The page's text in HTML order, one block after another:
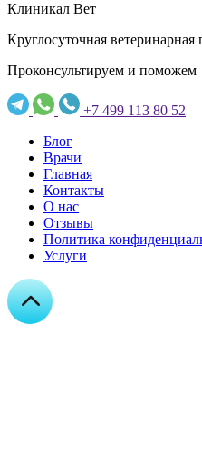
Клиникал Вет
Круглосуточная
Проконсультируем и поможем
+7 499 113 80 52
Блог
Врачи
Главная
Контакты
О нас
Отзывы
Политика
Услуги